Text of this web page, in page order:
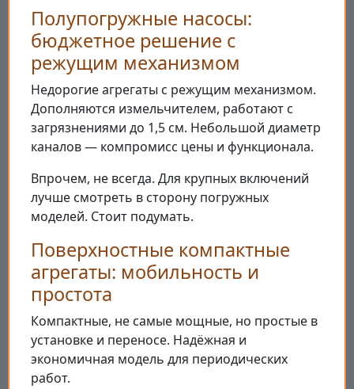
Полупогружные насосы:
бюджетное решение с
режущим механизмом
Недорогие агрегаты с режущим механизмом.
Дополняются измельчителем, работают с
загрязнениями до 1,5 см. Небольшой диаметр
каналов — компромисс цены и функционала.
Впрочем, не всегда. Для крупных включений
лучше смотреть в сторону погружных
моделей. Стоит подумать.
Поверхностные компактные
агрегаты: мобильность и
простота
Компактные, не самые мощные, но простые в
установке и переносе. Надёжная и
экономичная модель для периодических
работ.